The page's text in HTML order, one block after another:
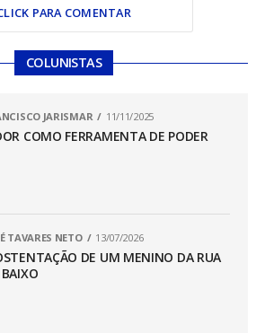
PARA COMENTAR
COLUNISTAS
JARISMAR 11/11/2025
COMO FERRAMENTA DE PODER
TAVARES NETO 13/07/2026
DE UM MENINO DA RUA